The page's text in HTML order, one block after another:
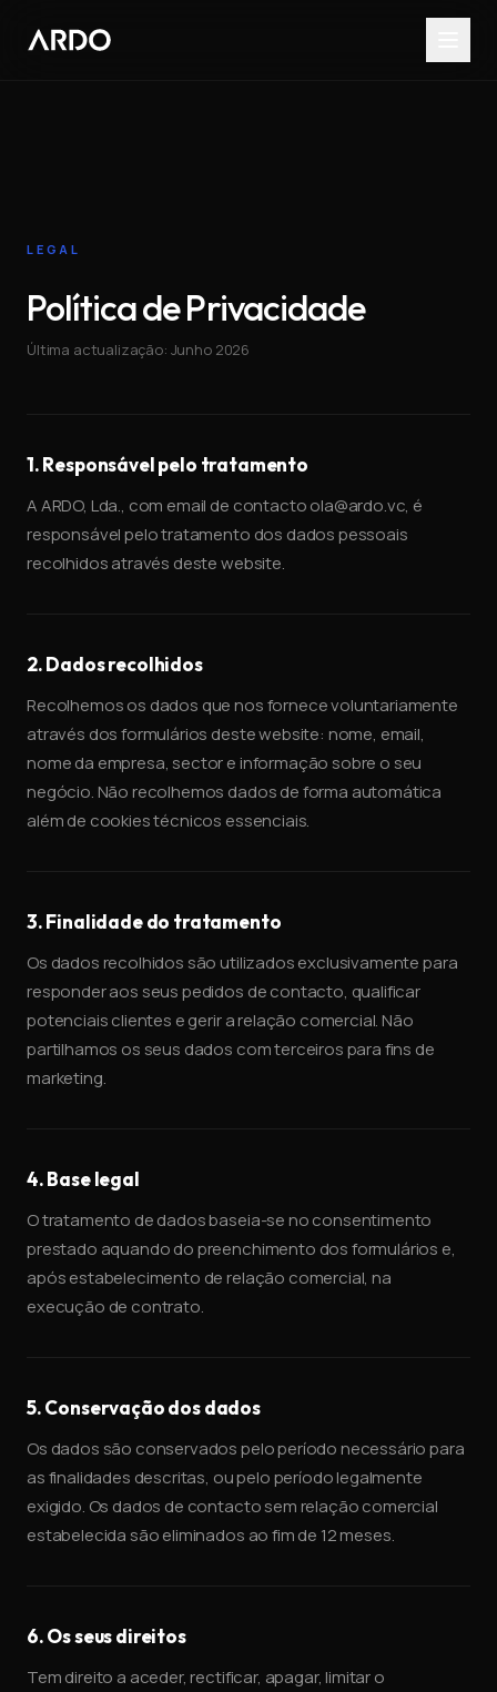
LEGAL
Política de Privacidade
Última actualização: Junho 2026
1. Responsável pelo tratamento
A ARDO, Lda., com email de contacto ola@ardo.vc, é
responsável pelo tratamento dos dados pessoais
recolhidos através deste website.
2. Dados recolhidos
Recolhemos os dados que nos fornece voluntariamente
através dos formulários deste website: nome, email,
nome da empresa, sector e informação sobre o seu
negócio. Não recolhemos dados de forma automática
além de cookies técnicos essenciais.
3. Finalidade do tratamento
Os dados recolhidos são utilizados exclusivamente para
responder aos seus pedidos de contacto, qualificar
potenciais clientes e gerir a relação comercial. Não
partilhamos os seus dados com terceiros para fins de
marketing.
4. Base legal
O tratamento de dados baseia-se no consentimento
prestado aquando do preenchimento dos formulários e,
após estabelecimento de relação comercial, na
execução de contrato.
5. Conservação dos dados
Os dados são conservados pelo período necessário para
as finalidades descritas, ou pelo período legalmente
exigido. Os dados de contacto sem relação comercial
estabelecida são eliminados ao fim de 12 meses.
6. Os seus direitos
Tem direito a aceder, rectificar, apagar, limitar o